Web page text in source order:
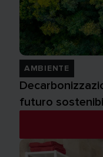
AMBIENTE
futuro